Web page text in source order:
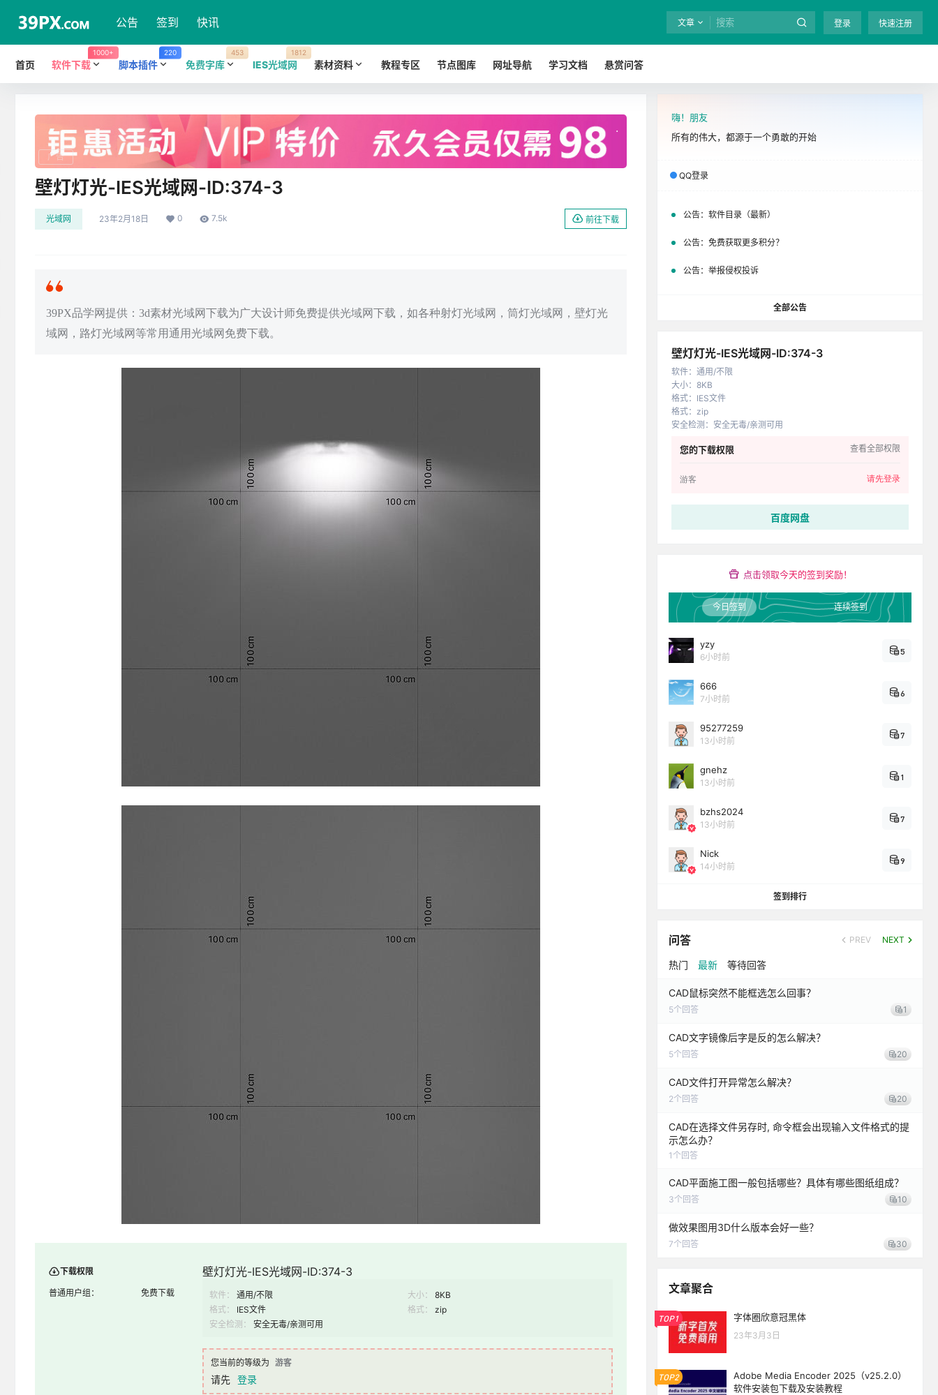
公告 签到 快讯 文章 登录 快速注册
首页 软件下载
1000+
脚本插件
220
免费字库
453
IES光域网
1812
素材资料 教程专区 节点图库 网址导航 学习文档 悬赏问答
. 全站终身免费下载！ 立即开通
广告
壁灯灯光-IES光域网-ID:374-3
光域网 23年2月18日 0 7.5k 前往下载
39PX品学网提供：3d素材光域网下载为广大设计师免费提供光域网下载，如各种射灯光域网，筒灯光域网，壁灯光
域网，路灯光域网等常用通用光域网免费下载。
下载权限
普通用户组： 免费下载
壁灯灯光-IES光域网-ID:374-3
软件： 通用/不限 大小：
8KB
格式：
IES文件 格式：
zip
安全检测：
安全无毒/亲测可用
您当前的等级为 游客
请先 登录
嗨！朋友
所有的伟大，都源于一个勇敢的开始
QQ登录
公告： 软件目录（最新）
公告： 免费获取更多积分？
公告： 举报侵权投诉
全部公告
壁灯灯光-IES光域网-ID:374-3
软件： 通用/不限
大小： 8KB
格式： IES文件
格式： zip
安全检测 ： 安全无毒/亲测可用
您的下载权限 查看全部权限
游客 请先登录
百度网盘
点击领取今天的签到奖励！
今日签到 连续签到
yzy
6小时前
5
666
7小时前
6
95277259
13小时前
7
gnehz
13小时前
1
bzhs2024
13小时前
7
Nick
14小时前
9
签到排行
问答 PREV NEXT
热门 最新 等待回答
CAD鼠标突然不能框选怎么回事？
5个回答 1
CAD文字镜像后字是反的怎么解决？
5个回答 20
CAD文件打开异常怎么解决？
2个回答 20
CAD在选择文件另存时, 命令框会出现输入文件格式的提
示怎么办？
1 个回答
CAD平面施工图一般包括哪些？具体有哪些图纸组成？
3个回答 10
做效果图用3D什么版本会好一些？
7个回答 30
文章聚合
TOP1 字体圈欣意冠黑体
23年3月3日
TOP2
Adobe Media Encoder 2025（v25.2.0）
软件安装包下载及安装教程